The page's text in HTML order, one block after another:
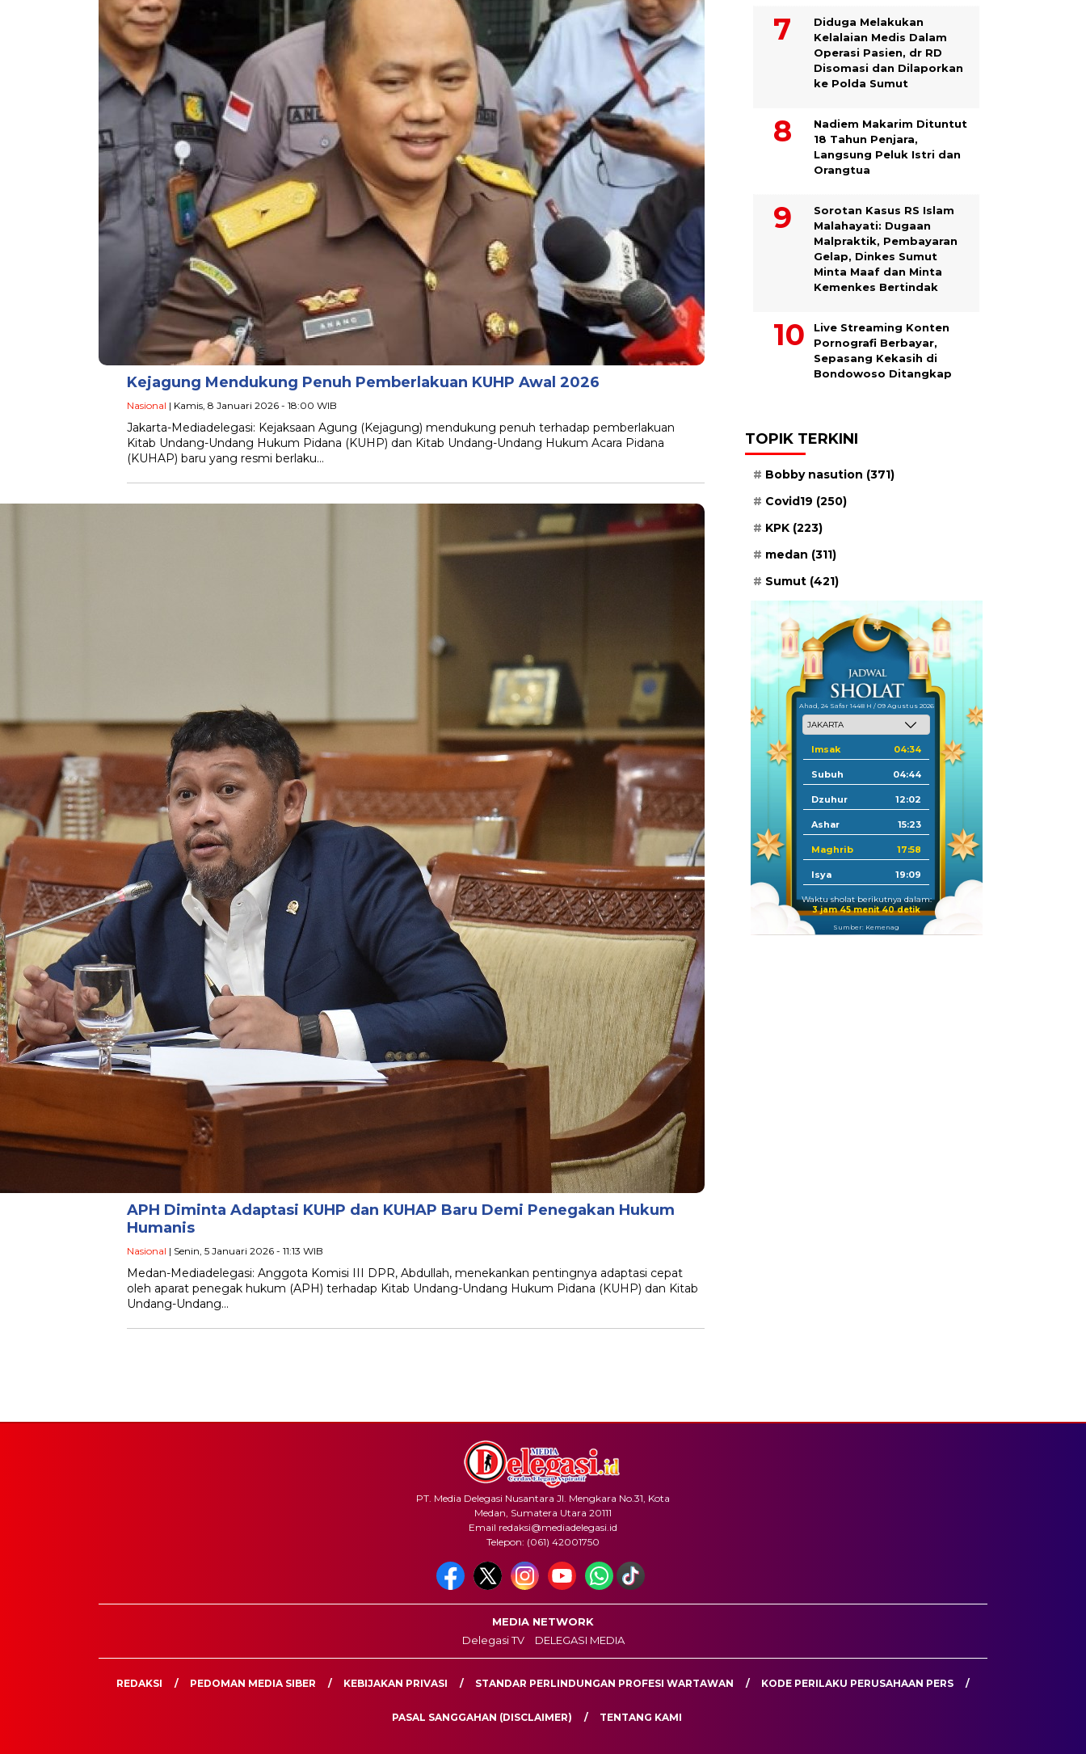
Kejagung Mendukung Penuh Pemberlakuan KUHP Awal 2026
Nasional | Kamis, 8 Januari 2026 - 18:00 WIB
Jakarta-Mediadelegasi: Kejaksaan Agung (Kejagung) mendukung penuh terhadap pemberlakuan
Kitab Undang-Undang Hukum Pidana (KUHP) dan Kitab Undang-Undang Hukum Acara Pidana
(KUHAP) baru yang resmi berlaku…
APH Diminta Adaptasi KUHP dan KUHAP Baru Demi Penegakan Hukum
Humanis
Nasional | Senin, 5 Januari 2026 - 11:13 WIB
Medan-Mediadelegasi: Anggota Komisi III DPR, Abdullah, menekankan pentingnya adaptasi cepat
oleh aparat penegak hukum (APH) terhadap Kitab Undang-Undang Hukum Pidana (KUHP) dan Kitab
Undang-Undang…
Diduga Melakukan
Kelalaian Medis Dalam
Operasi Pasien, dr RD
Disomasi dan Dilaporkan
ke Polda Sumut
​Nadiem Makarim Dituntut
18 Tahun Penjara,
Langsung Peluk Istri dan
Orangtua
Sorotan Kasus RS Islam
Malahayati: Dugaan
Malpraktik, Pembayaran
Gelap, Dinkes Sumut
Minta Maaf dan Minta
Kemenkes Bertindak
Live Streaming Konten
Pornografi Berbayar,
Sepasang Kekasih di
Bondowoso Ditangkap
TOPIK TERKINI
Bobby nasution (371)
Covid19 (250)
KPK (223)
medan (311)
Sumut (421)
Ahad, 24 Safar 1448 H / 09 Agustus 2026
Imsak 04:34
Subuh 04:44
Dzuhur 12:02
Ashar 15:23
Maghrib 17:58
Isya 19:09
Waktu sholat berikutnya dalam:
3 jam 45 menit 39 detik
Sumber: Kemenag
PT. Media Delegasi Nusantara Jl. Mengkara No.31, Kota
Medan, Sumatera Utara 20111
Email redaksi@mediadelegasi.id
Telepon: (061) 42001750
MEDIA NETWORK
Delegasi TV
DELEGASI MEDIA
REDAKSI PEDOMAN MEDIA SIBER KEBIJAKAN PRIVASI STANDAR PERLINDUNGAN PROFESI WARTAWAN KODE PERILAKU PERUSAHAAN PERS
PASAL SANGGAHAN (DISCLAIMER) TENTANG KAMI